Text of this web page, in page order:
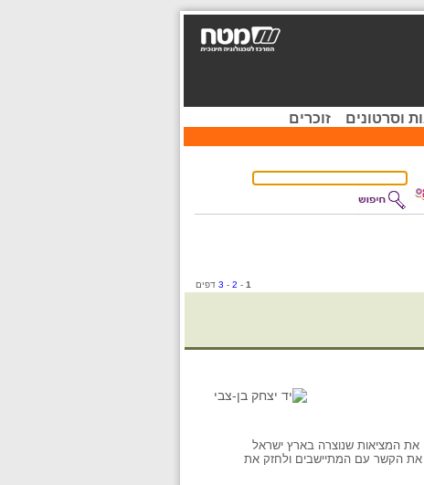
וסרטונים זוכרים
1
-
2
-
3 דפים
המציאות שנוצרה בארץ ישראל
את הקשר עם המתיישבים ולחזק את